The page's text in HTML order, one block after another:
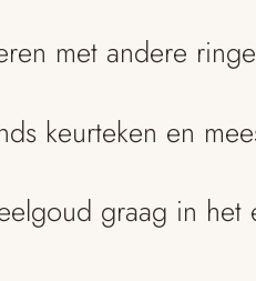
met andere
keurteken en
graag in het